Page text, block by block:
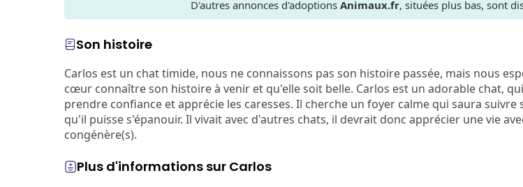
D'autres annonces d'adoptions Animaux.fr, situées plus bas, sont
Son histoire
Carlos est un chat timide, nous ne connaissons pas son histoire passée, mais nous
cœur connaître son histoire à venir et qu'elle soit belle. Carlos est un adorable chat,
prendre confiance et apprécie les caresses. Il cherche un foyer calme qui saura suivre
qu'il puisse s'épanouir. Il vivait avec d'autres chats, il devrait donc apprécier une vie
congénère(s).
Plus d'informations sur Carlos